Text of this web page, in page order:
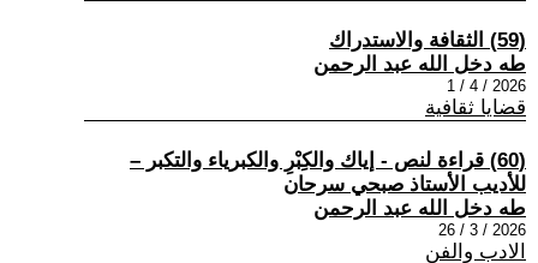
(59) الثقافة والاستدراك
طه دخل الله عبد الرحمن
2026 / 4 / 1
قضايا ثقافية
(60) قراءة لنص - إياك والكِبْرِ والكبرياء والتكبر –
للأديب الأستاذ صبحي سرحان
طه دخل الله عبد الرحمن
2026 / 3 / 26
الادب والفن